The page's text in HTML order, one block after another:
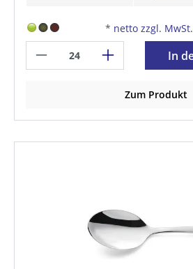
* netto zzgl.
In
Zum Produkt